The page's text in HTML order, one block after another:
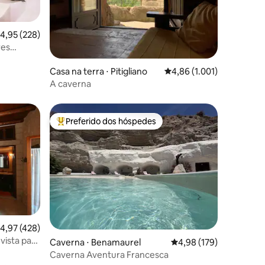
de uma avaliação média de 5, 228 avaliações
4,95 (228)
Casa na terra ⋅ Pitigliano 4,86 de uma avaliação
4,86 (1.001)
A caverna
hóspedes
de uma avaliação média de 5, 428 avaliações
4,97 (428)
para
Entre os melhores preferidos dos hóspedes
Preferido dos hóspedes
Caverna ⋅ Benamaurel 4,98 de uma avaliação
4,98 (179)
Caverna Aventura Francesca